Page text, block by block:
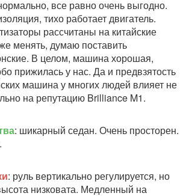
все равно очень выгодно.
тихо работает двигатель.
рассчитаны на китайские
менять, думаю поставить
В целом, машина хорошая,
прижилась у нас. Да и предвзятость
машина у многих людей влияет не
на репутацию Brilliance M1.
: шикарный седан. Очень просторен.
: руль вертикально регулируется, но
низковата. Медленный на